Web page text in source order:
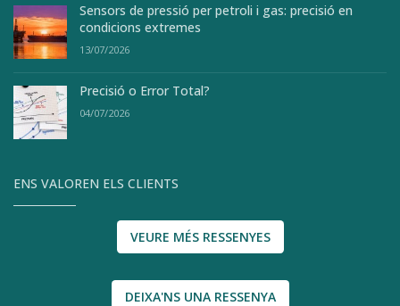
Sensors de pressió per petroli i gas: precisió en
condicions extremes
13/07/2026
Precisió o Error Total?
04/07/2026
ENS VALOREN ELS CLIENTS
VEURE MÉS RESSENYES
DEIXA'NS UNA RESSENYA